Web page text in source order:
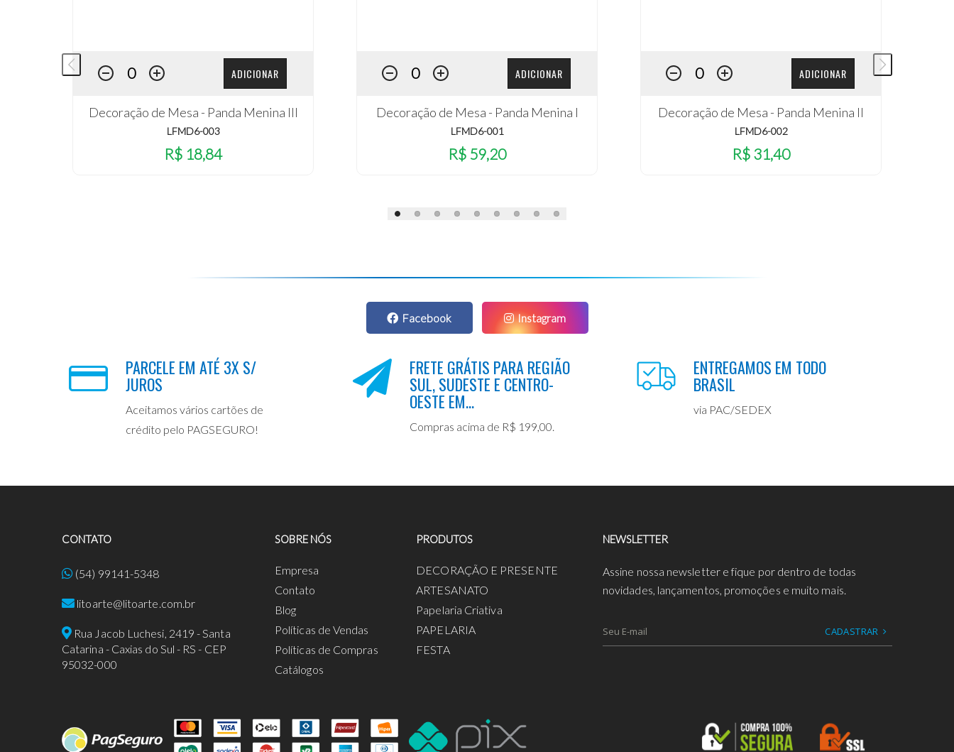
ADICIONAR
Decoração de Mesa - Panda Menina III
LFMD6-003
R$ 18,84
ADICIONAR
Decoração de Mesa - Panda Menina I
LFMD6-001
R$ 59,20
ADICIONAR
Decoração de Mesa - Panda Menina II
LFMD6-002
R$ 31,40
Facebook Instagram
PARCELE EM ATÉ 3X S/
JUROS
Aceitamos vários cartões de
crédito pelo PAGSEGURO!
FRETE GRÁTIS PARA REGIÃO
SUL, SUDESTE E CENTRO-
OESTE EM...
Compras acima de R$ 199,00.
ENTREGAMOS EM TODO
BRASIL
via PAC/SEDEX
CONTATO
(54) 99141-5348
litoarte@litoarte.com.br
Rua Jacob Luchesi, 2419 - Santa
Catarina - Caxias do Sul - RS - CEP
95032-000
SOBRE NÓS
Empresa
Contato
Blog
Políticas de Vendas
Políticas de Compras
Catálogos
PRODUTOS
DECORAÇÃO E PRESENTE
ARTESANATO
Papelaria Criativa
PAPELARIA
FESTA
NEWSLETTER
Assine nossa newsletter e fique por dentro de todas
novidades, lançamentos, promoções e muito mais.
CADASTRAR